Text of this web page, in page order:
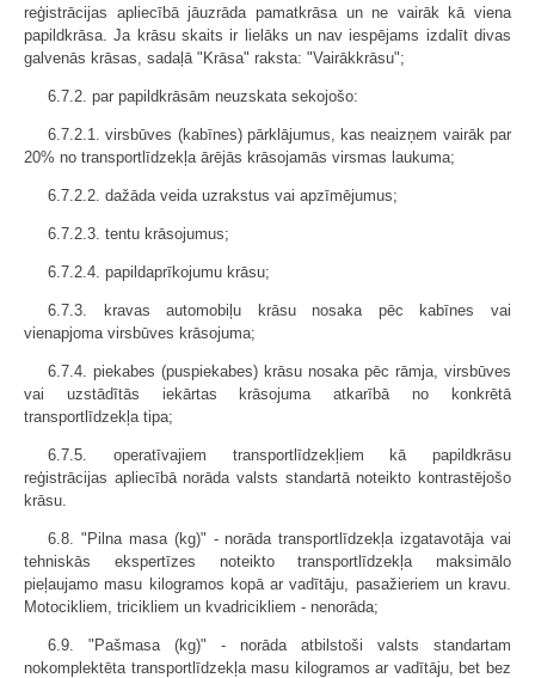
reģistrācijas apliecībā jāuzrāda pamatkrāsa un ne vairāk kā viena
papildkrāsa. Ja krāsu skaits ir lielāks un nav iespējams izdalīt divas
galvenās krāsas, sadaļā "Krāsa" raksta: "Vairākkrāsu";
6.7.2. par papildkrāsām neuzskata sekojošo:
6.7.2.1. virsbūves (kabīnes) pārklājumus, kas neaizņem vairāk par
20% no transportlīdzekļa ārējās krāsojamās virsmas laukuma;
6.7.2.2. dažāda veida uzrakstus vai apzīmējumus;
6.7.2.3. tentu krāsojumus;
6.7.2.4. papildaprīkojumu krāsu;
6.7.3. kravas automobiļu krāsu nosaka pēc kabīnes vai
vienapjoma virsbūves krāsojuma;
6.7.4. piekabes (puspiekabes) krāsu nosaka pēc rāmja, virsbūves
vai uzstādītās iekārtas krāsojuma atkarībā no konkrētā
transportlīdzekļa tipa;
6.7.5. operatīvajiem transportlīdzekļiem kā papildkrāsu
reģistrācijas apliecībā norāda valsts standartā noteikto kontrastējošo
krāsu.
6.8. "Pilna masa (kg)" - norāda transportlīdzekļa izgatavotāja vai
tehniskās ekspertīzes noteikto transportlīdzekļa maksimālo
pieļaujamo masu kilogramos kopā ar vadītāju, pasažieriem un kravu.
Motocikliem, tricikliem un kvadricikliem - nenorāda;
6.9. "Pašmasa (kg)" - norāda atbilstoši valsts standartam
nokomplektēta transportlīdzekļa masu kilogramos ar vadītāju, bet bez